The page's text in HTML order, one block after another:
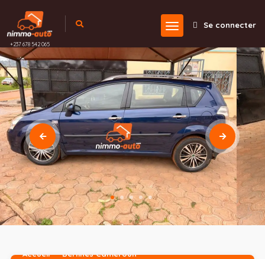
+237 678 542 065
Se connecter
Accueil Berlines Cameroun